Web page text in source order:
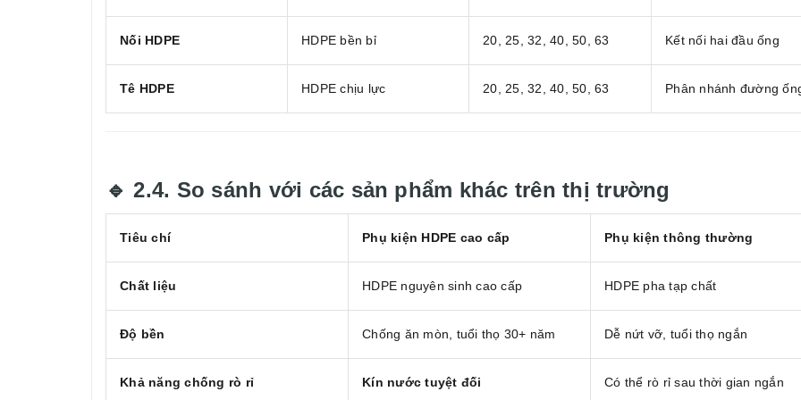
Nối HDPE HDPE bền bỉ 20, 25, 32, 40, 50, 63 Kết nối hai đầu ống
Tê HDPE HDPE chịu lực 20, 25, 32, 40, 50, 63 Phân nhánh đường
🔹 2.4. So sánh với các sản phẩm khác trên thị trường
Tiêu chí Phụ kiện HDPE cao cấp Phụ kiện thông thường
Chất liệu HDPE nguyên sinh cao cấp HDPE pha tạp chất
Độ bền Chống ăn mòn, tuổi thọ 30+ năm Dễ nứt vỡ, tuổi thọ ngắn
Khả năng chống rò rỉ Kín nước tuyệt đối Có thể rò rỉ sau thời gian ngắn